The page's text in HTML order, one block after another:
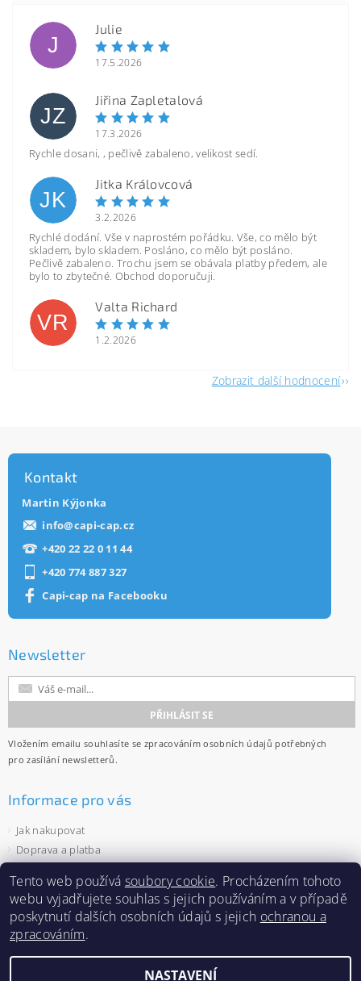
J
Julie
17.5.2026
JZ
Jiřina Zapletalová
17.3.2026
Rychle dosani, , pečlivě zabaleno, velikost sedí.
JK
Jitka Královcová
3.2.2026
Rychlé dodání. Vše v naprostém pořádku. Vše, co mělo být
skladem, bylo skladem. Posláno, co mělo být posláno.
Pečlivě zabaleno. Trochu jsem se obávala platby předem, ale
bylo to zbytečné. Obchod doporučuji.
VR
Valta Richard
1.2.2026
Zobrazit další hodnocení
Kontakt
Martin Kýjonka
info@capi-cap.cz
+420 22 22 0 11 44
+420 774 887 327
Capi-cap na Facebooku
Newsletter
Vložením emailu souhlasíte se zpracováním osobních údajů potřebných
pro zasílání newsletterů.
Informace pro vás
Jak nakupovat
Doprava a platba
Ochrana osobních údajů
Velkoobchod
Zásady používání souborů cookies
Tento web používá soubory cookie. Procházením tohoto
webu vyjadřujete souhlas s jejich používáním a v případě
poskytnutí dalších osobních údajů s jejich ochranou a
zpracováním.
NASTAVENÍ